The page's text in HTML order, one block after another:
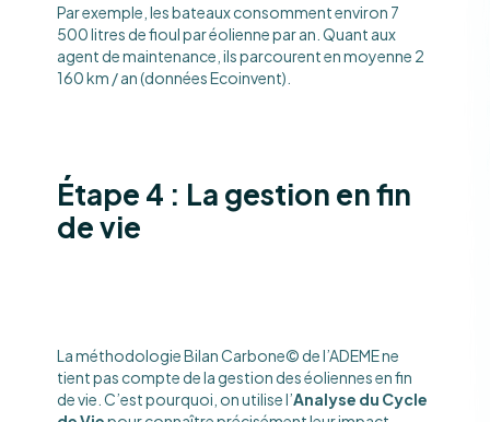
Par exemple, les bateaux consomment environ 7
500 litres de fioul par éolienne par an. Quant aux
agent de maintenance, ils parcourent en moyenne 2
160 km / an (données Ecoinvent).
Étape 4 : La gestion en fin
de vie
La méthodologie Bilan Carbone© de l’ADEME ne
tient pas compte de la gestion des éoliennes en fin
de vie. C’est pourquoi, on utilise l’Analyse du Cycle